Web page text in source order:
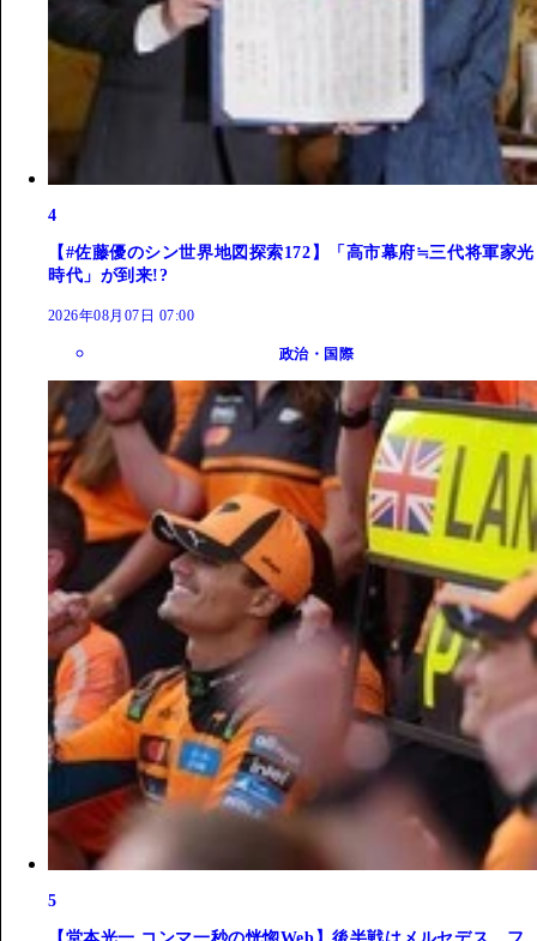
4
【#佐藤優のシン世界地図探索172】「高市幕府≒三代将軍家光
時代」が到来!?
2026年08月07日 07:00
政治・国際
5